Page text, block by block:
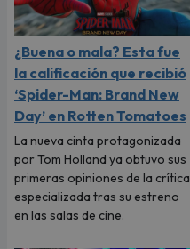
¿Buena o mala? Esta fue
la calificación que recibió
‘Spider-Man: Brand New
Day’ en Rotten Tomatoes
La nueva cinta protagonizada
por Tom Holland ya obtuvo sus
primeras opiniones de la crítica
especializada tras su estreno
en las salas de cine.